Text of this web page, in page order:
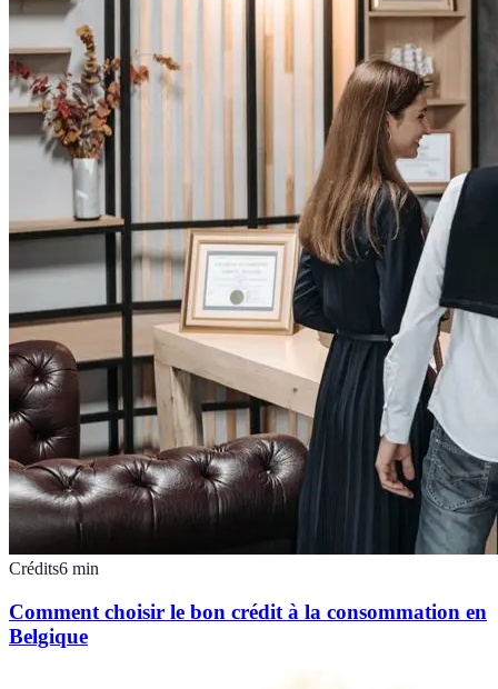
Crédits6 min
Comment choisir le bon crédit à la consommation en
Belgique